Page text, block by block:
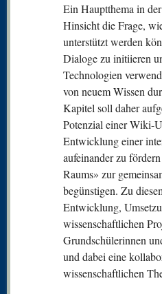
Ein Hauptthema in
Hinsicht die Frage,
unterstützt werden
Dialoge zu initiieren
Technologien
von neuem Wissen
Kapitel soll daher
Potenzial einer Wiki-
Entwicklung einer
aufeinander zu
Raums» zur
begünstigen. Zu
Entwicklung,
wissenschaftlichen
Grundschülerinnen
und dabei eine
wissenschaftlichen